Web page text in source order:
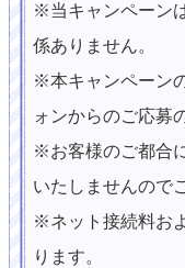
※当キャンペーン
係ありません。
※本キャンペーン
ォンからのご応募
※お客様のご都合
いたしませんので
※ネット接続料お
ります。